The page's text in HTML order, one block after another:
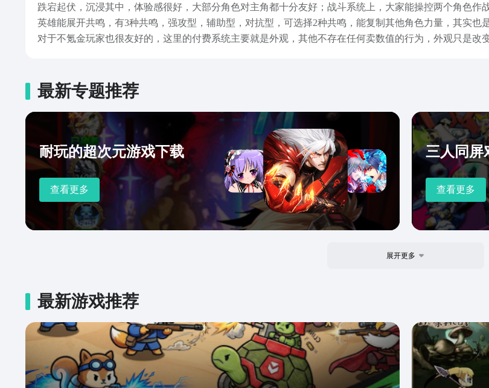
跌宕起伏，沉浸其中，体验感很好，大部分角色对主角都十分友好；战斗系统上，大家能操控两个角色作
英雄能展开共鸣，有3种共鸣，强攻型，辅助型，对抗型，可选择2种共鸣，能复制其他角色力量，其实
对于不氪金玩家也很友好的，这里的付费系统主要就是外观，其他不存在任何卖数值的行为，外观只是
最新专题推荐
耐玩的超次元游戏下载
查看更多
三人同屏
查看更多
展开更多
最新游戏推荐